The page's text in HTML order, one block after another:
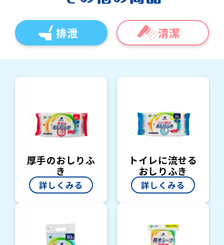
排泄 清潔
厚手のおしりふ
き
詳しくみる
トイレに流せる
おしりふき
詳しくみる